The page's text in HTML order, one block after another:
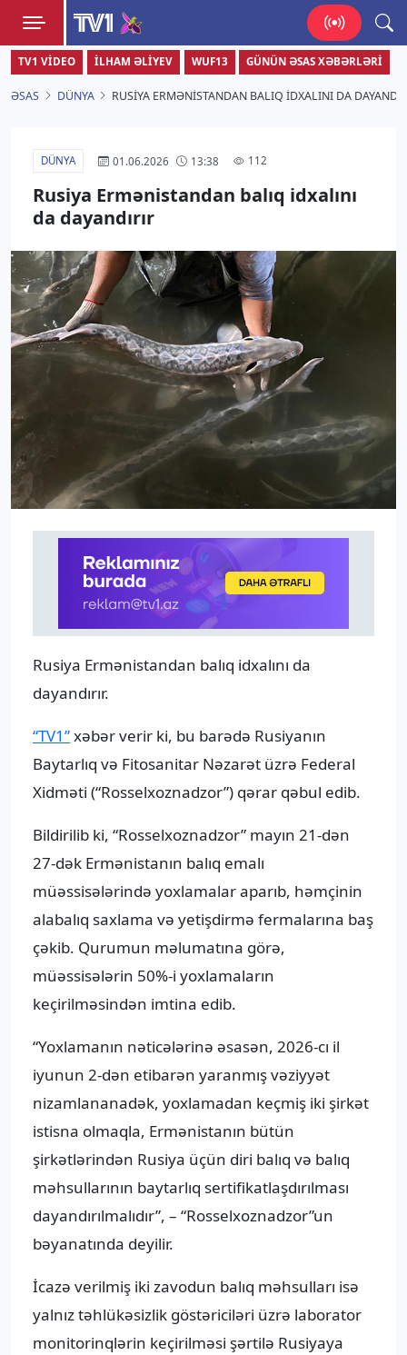
TV1
Zamanı bizimlə yaşa!
TV1 VIDEO İLHAM ƏLIYEV WUF13 GÜNÜN ƏSAS XƏBƏRLƏRI
ƏSAS DÜNYA RUSIYA ERMƏNISTANDAN BALIQ IDXALINI DA
DÜNYA 01.06.2026 13:38 112
Rusiya Ermənistandan balıq idxalını
da dayandırır
Rusiya Ermənistandan balıq idxalını da
dayandırır.
“TV1”xəbər verir ki, bu barədə Rusiyanın
Baytarlıq və Fitosanitar Nəzarət üzrə Federal
Xidməti (“Rosselxoznadzor”) qərar qəbul edib.
Bildirilib ki, “Rosselxoznadzor” mayın 21-dən
27-dək Ermənistanın balıq emalı
müəssisələrində yoxlamalar aparıb, həmçinin
alabalıq saxlama və yetişdirmə fermalarına baş
çəkib. Qurumun məlumatına görə,
müəssisələrin 50%-i yoxlamaların
keçirilməsindən imtina edib.
“Yoxlamanın nəticələrinə əsasən, 2026-cı il
iyunun 2-dən etibarən yaranmış vəziyyət
nizamlananadək, yoxlamadan keçmiş iki şirkət
istisna olmaqla, Ermənistanın bütün
şirkətlərindən Rusiya üçün diri balıq və balıq
məhsullarının baytarlıq sertifikatlaşdırılması
dayandırılmalıdır”, – “Rosselxoznadzor”un
bəyanatında deyilir.
İcazə verilmiş iki zavodun balıq məhsulları isə
yalnız təhlükəsizlik göstəriciləri üzrə laborator
monitorinqlərin keçirilməsi şərtilə Rusiyaya